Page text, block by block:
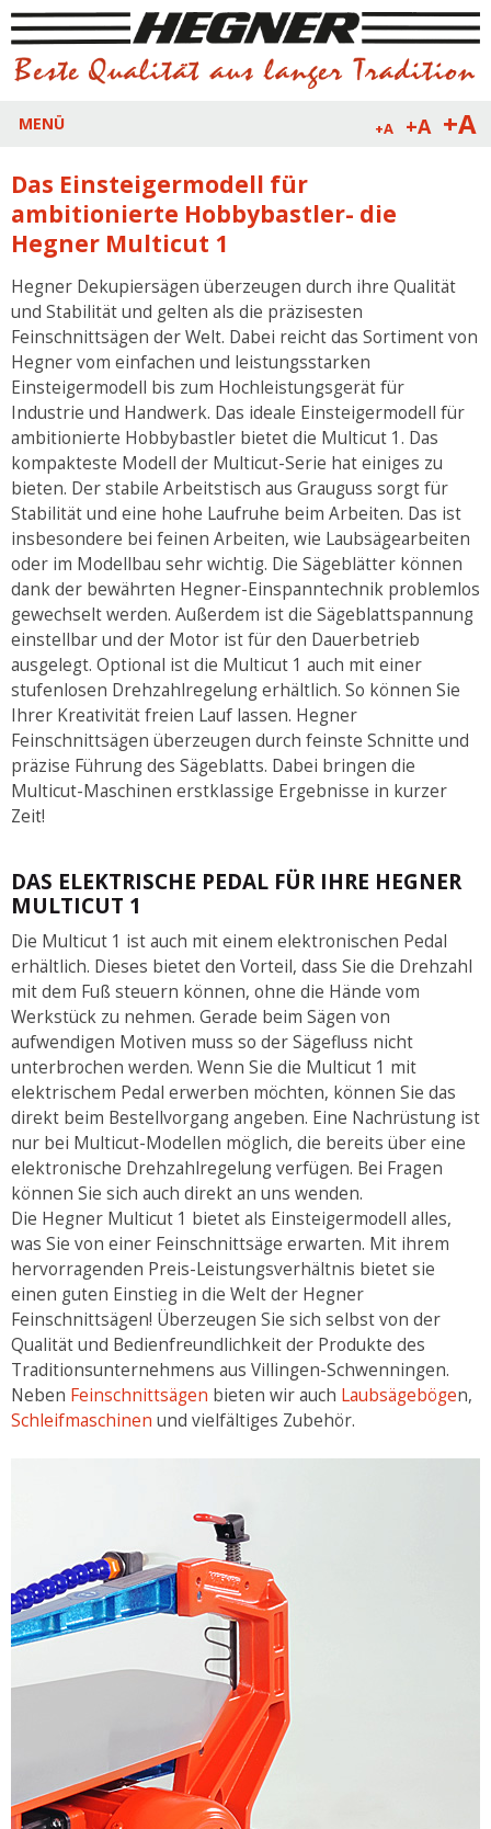
+A +A +A
MENÜ
Das Einsteigermodell für
ambitionierte Hobbybastler- die
Hegner Multicut 1
Hegner Dekupiersägen überzeugen durch ihre Qualität
und Stabilität und gelten als die präzisesten
Feinschnittsägen der Welt. Dabei reicht das Sortiment von
Hegner vom einfachen und leistungsstarken
Einsteigermodell bis zum Hochleistungsgerät für
Industrie und Handwerk. Das ideale Einsteigermodell für
ambitionierte Hobbybastler bietet die Multicut 1. Das
kompakteste Modell der Multicut-Serie hat einiges zu
bieten. Der stabile Arbeitstisch aus Grauguss sorgt für
Stabilität und eine hohe Laufruhe beim Arbeiten. Das ist
insbesondere bei feinen Arbeiten, wie Laubsägearbeiten
oder im Modellbau sehr wichtig. Die Sägeblätter können
dank der bewährten Hegner-Einspanntechnik problemlos
gewechselt werden. Außerdem ist die Sägeblattspannung
einstellbar und der Motor ist für den Dauerbetrieb
ausgelegt. Optional ist die Multicut 1 auch mit einer
stufenlosen Drehzahlregelung erhältlich. So können Sie
Ihrer Kreativität freien Lauf lassen. Hegner
Feinschnittsägen überzeugen durch feinste Schnitte und
präzise Führung des Sägeblatts. Dabei bringen die
Multicut-Maschinen erstklassige Ergebnisse in kurzer
Zeit!
DAS ELEKTRISCHE PEDAL FÜR IHRE HEGNER
MULTICUT 1
Die Multicut 1 ist auch mit einem elektronischen Pedal
erhältlich. Dieses bietet den Vorteil, dass Sie die Drehzahl
mit dem Fuß steuern können, ohne die Hände vom
Werkstück zu nehmen. Gerade beim Sägen von
aufwendigen Motiven muss so der Sägefluss nicht
unterbrochen werden. Wenn Sie die Multicut 1 mit
elektrischem Pedal erwerben möchten, können Sie das
direkt beim Bestellvorgang angeben. Eine Nachrüstung ist
nur bei Multicut-Modellen möglich, die bereits über eine
elektronische Drehzahlregelung verfügen. Bei Fragen
können Sie sich auch direkt an uns wenden.
Die Hegner Multicut 1 bietet als Einsteigermodell alles,
was Sie von einer Feinschnittsäge erwarten. Mit ihrem
hervorragenden Preis-Leistungsverhältnis bietet sie
einen guten Einstieg in die Welt der Hegner
Feinschnittsägen! Überzeugen Sie sich selbst von der
Qualität und Bedienfreundlichkeit der Produkte des
Traditionsunternehmens aus Villingen-Schwenningen.
Neben Feinschnittsägen bieten wir auch Laubsägebögen,
Schleifmaschinen und vielfältiges Zubehör.